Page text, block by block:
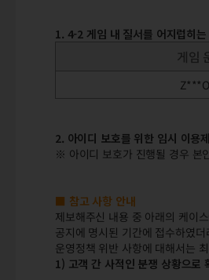
1. 4-2 게임 내 질서를 어지럽히는
게임
Z***O
2. 아이디 보호를 위한 임시 이용
※ 아이디 보호가 진행될 경우 본
■ 참고 사항 안내
제보해주신 내용 중 아래의 케이
공지에 명시된 기간에 접수하였
운영정책 위반 사항에 대해서는
1) 고객 간 사적인 분쟁 상황으로